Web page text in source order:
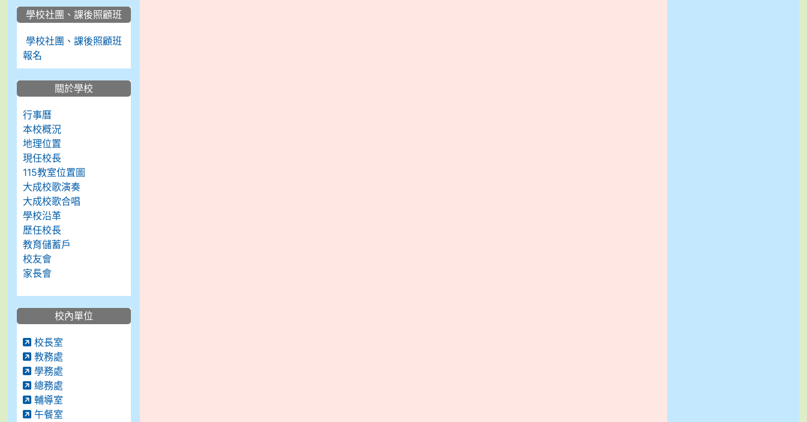
學校社團、課後照顧班
學校社團、課後照顧班
報名
關於學校
行事曆
本校概況
地理位置
現任校長
115教室位置圖
大成校歌演奏
大成校歌合唱
學校沿革
歷任校長
教育儲蓄戶
校友會
家長會
校內單位
校長室
教務處
學務處
總務處
輔導室
午餐室